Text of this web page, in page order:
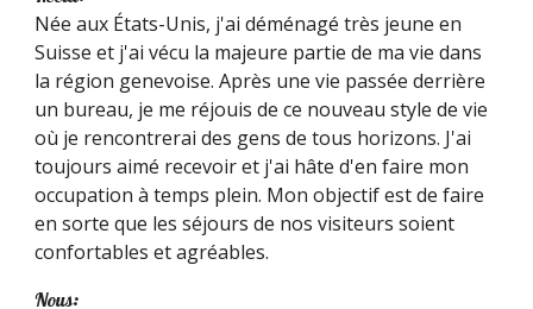
Née aux États-Unis, j'ai déménagé très jeune en
Suisse et j'ai vécu la majeure partie de ma vie dans
la région genevoise. Après une vie passée derrière
un bureau, je me réjouis de ce nouveau style de vie
où je rencontrerai des gens de tous horizons. J'ai
toujours aimé recevoir et j'ai hâte d'en faire mon
occupation à temps plein. Mon objectif est de faire
en sorte que les séjours de nos visiteurs soient
confortables et agréables.
Nous: